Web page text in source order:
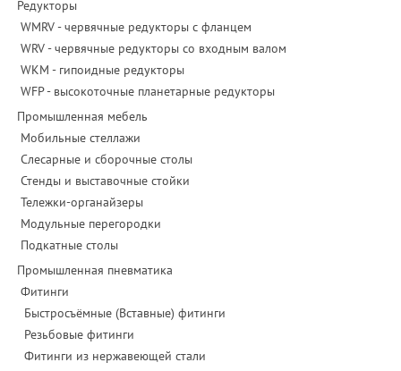
Редукторы
WMRV - червячные редукторы с фланцем
WRV - червячные редукторы со входным валом
WKM - гипоидные редукторы
WFP - высокоточные планетарные редукторы
Промышленная мебель
Мобильные стеллажи
Слесарные и сборочные столы
Стенды и выставочные стойки
Тележки-органайзеры
Модульные перегородки
Подкатные столы
Промышленная пневматика
Фитинги
Быстросъёмные (Вставные) фитинги
Резьбовые фитинги
Фитинги из нержавеющей стали